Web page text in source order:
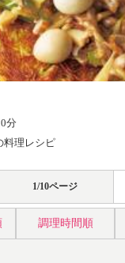
分
料理レシピ
1/10ページ
調理時間順